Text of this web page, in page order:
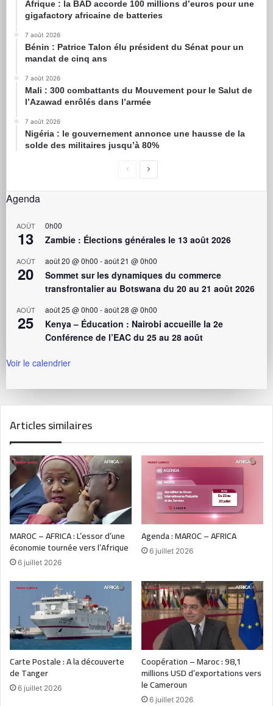
Afrique : la BAD accorde 100 millions d’euros pour une
gigafactory africaine de batteries
7 août 2026
Bénin : Patrice Talon élu président du Sénat pour un
mandat de cinq ans
7 août 2026
Mali : 300 combattants du Mouvement pour le Salut de
l’Azawad enrôlés dans l’armée
7 août 2026
Nigéria : le gouvernement annonce une hausse de la
solde des militaires jusqu’à 80%
Agenda
AOÛT
13
0h00
Zambie : Élections générales le 13 août 2026
AOÛT
20
août 20 @ 0h00 -août 21 @ 0h00
Sommet sur les dynamiques du commerce
transfrontalier au Botswana du 20 au 21 août 2026
AOÛT
25
août 25 @ 0h00 -août 28 @ 0h00
Kenya – Éducation : Nairobi accueille la 2e
Conférence de l’EAC du 25 au 28 août
Voir le calendrier
Articles similaires
MAROC – AFRICA : L’essor d’une
économie tournée vers l’Afrique
6 juillet 2026
Agenda : MAROC – AFRICA
6 juillet 2026
Carte Postale : A la découverte
de Tanger
6 juillet 2026
Coopération – Maroc : 98,1
millions USD d’exportations vers
le Cameroun
6 juillet 2026